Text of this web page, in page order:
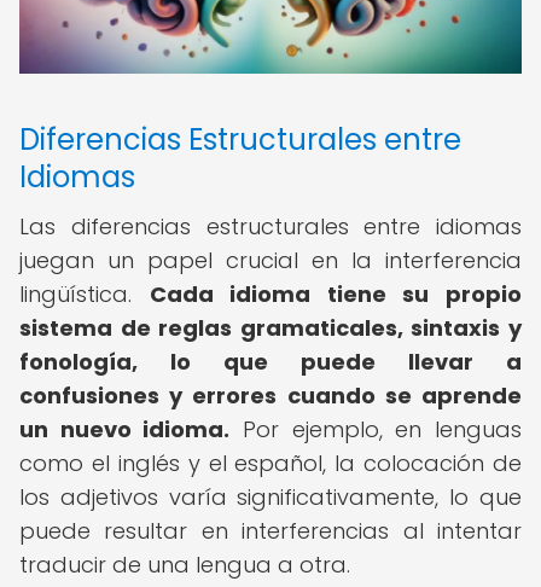
Diferencias Estructurales entre
Idiomas
Las diferencias estructurales entre idiomas
juegan un papel crucial en la interferencia
lingüística. Cada idioma tiene su propio
sistema de reglas gramaticales, sintaxis y
fonología, lo que puede llevar a
confusiones y errores cuando se aprende
un nuevo idioma. Por ejemplo, en lenguas
como el inglés y el español, la colocación de
los adjetivos varía significativamente, lo que
puede resultar en interferencias al intentar
traducir de una lengua a otra.